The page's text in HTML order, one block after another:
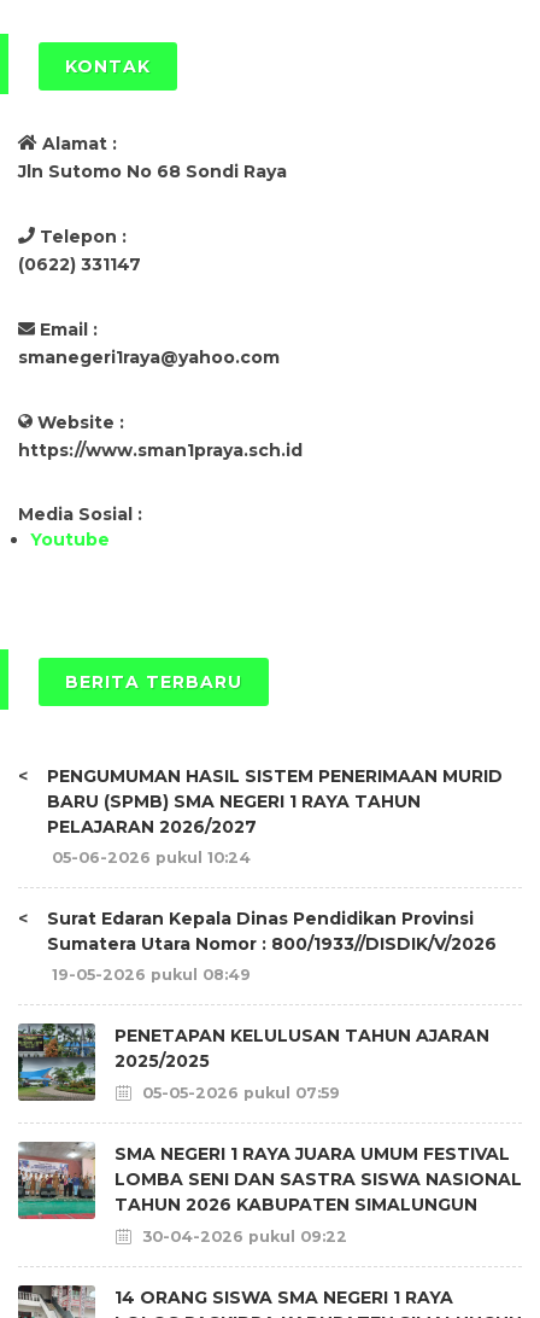
KONTAK
Alamat :
Jln Sutomo No 68 Sondi Raya
Telepon :
(0622) 331147
Email :
smanegeri1raya@yahoo.com
Website :
https://www.sman1praya.sch.id
Media Sosial :
Youtube
BERITA TERBARU
<
PENGUMUMAN HASIL SISTEM PENERIMAAN MURID
BARU (SPMB) SMA NEGERI 1 RAYA TAHUN
PELAJARAN 2026/2027
05-06-2026 pukul 10:24
<
Surat Edaran Kepala Dinas Pendidikan Provinsi
Sumatera Utara Nomor : 800/1933//DISDIK/V/2026
19-05-2026 pukul 08:49
PENETAPAN KELULUSAN TAHUN AJARAN
2025/2025
05-05-2026 pukul 07:59
SMA NEGERI 1 RAYA JUARA UMUM FESTIVAL
LOMBA SENI DAN SASTRA SISWA NASIONAL
TAHUN 2026 KABUPATEN SIMALUNGUN
30-04-2026 pukul 09:22
14 ORANG SISWA SMA NEGERI 1 RAYA